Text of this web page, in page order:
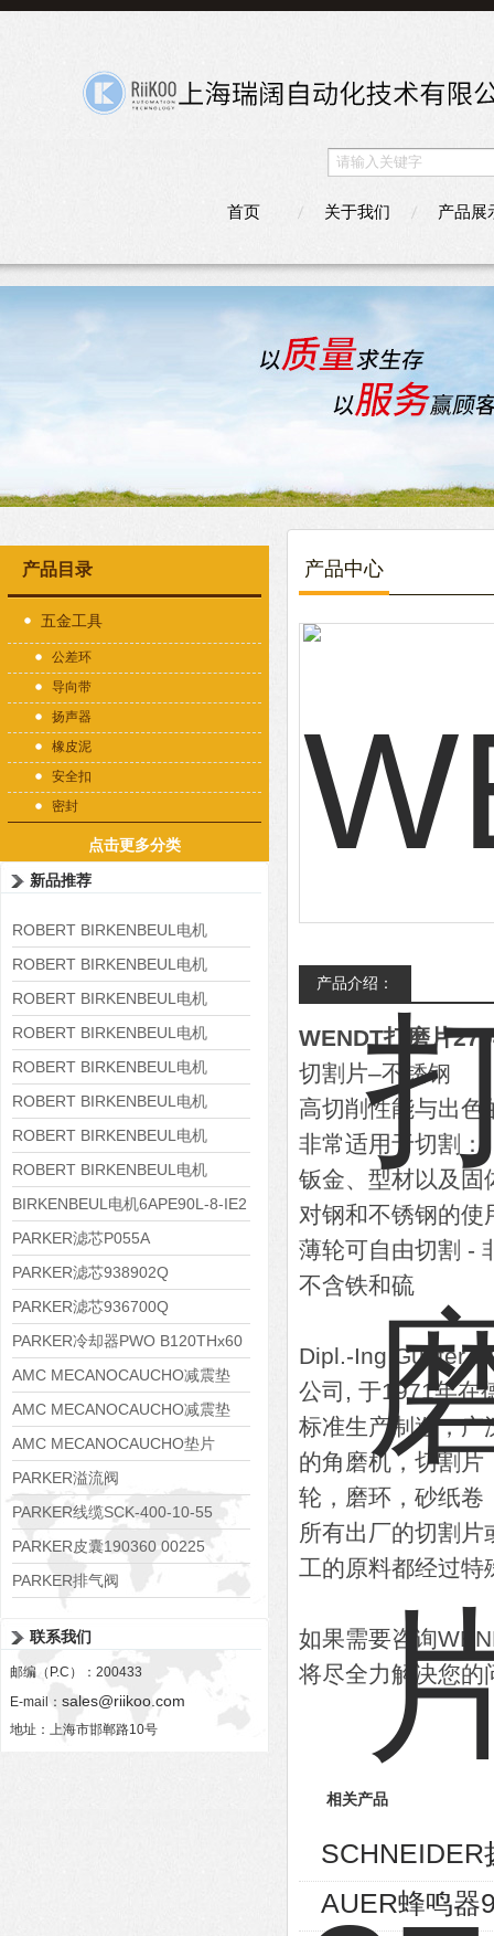
首页 关于我们 产品展
产品目录
五金工具
公差环
导向带
扬声器
橡皮泥
安全扣
密封
点击更多分类
新品推荐
ROBERT BIRKENBEUL电机
8APE225M-4-IE3
ROBERT BIRKENBEUL电机
8APE180L-4 IE3
ROBERT BIRKENBEUL电机
8APE160M-6 IE3
ROBERT BIRKENBEUL电机
8APE160L-4-IE3
ROBERT BIRKENBEUL电机
8APE112M-6K-IE3
ROBERT BIRKENBEUL电机
8APE100L-2 IE3
ROBERT BIRKENBEUL电机
8APE90S-4 IE3
ROBERT BIRKENBEUL电机
8APE80M-2K-IE3
BIRKENBEUL电机6APE90L-8-IE2
PARKER滤芯P055A
PARKER滤芯938902Q
PARKER滤芯936700Q
PARKER冷却器PWO B120THx60
AMC MECANOCAUCHO减震垫
138552
AMC MECANOCAUCHO减震垫
138551
AMC MECANOCAUCHO垫片
608074
PARKER溢流阀
RE06M35W2N1KWXG087
PARKER线缆SCK-400-10-55
PARKER皮囊190360 00225
PARKER排气阀
联系我们
邮编（P.C）：200433
E-mail： sales@riikoo.com
地址：上海市邯郸路10号
产品中心
产品介绍：
WENDT打磨片
切割片–不锈钢
高切削性能与出色
非常适用于切割：
钣金、型材以及固
对钢和不锈钢的使
薄轮可自由切割 -
不含铁和硫
Dipl.-Ing Günter
公司, 于1971年在
标准生产制造，广
的角磨机，切割片
轮，磨环，砂纸卷
所有出厂的切割
工的原料都经过特
如果需要咨询
将尽全力解决您的
相关产品
AUER蜂鸣器